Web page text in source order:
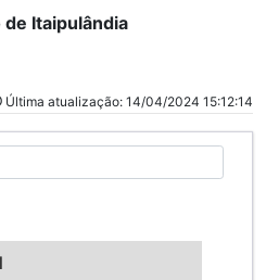
Itaipulândia
Última atualização: 14/04/2024 15:12:14